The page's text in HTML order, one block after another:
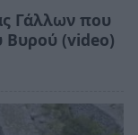
Γάλλων που
Βυρού (video)